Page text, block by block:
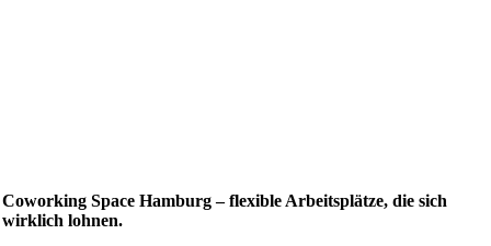
Coworking Space Hamburg – flexible Arbeitsplätze, die sich
wirklich lohnen.